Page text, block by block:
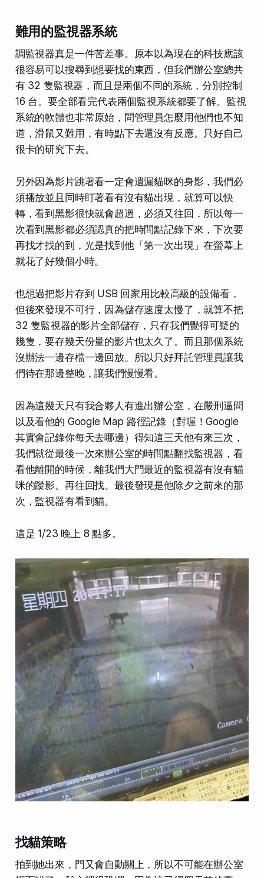
難用的監視器系統
調監視器真是一件苦差事。原本以為現在的科技應該
很容易可以搜尋到想要找的東西，但我們辦公室總共
有 32 隻監視器，而且是兩個不同的系統，分別控制
16 台。要全部看完代表兩個監視系統都要了解。監視
系統的軟體也非常原始，問管理員怎麼用他們也不知
道，滑鼠又難用，有時點下去還沒有反應。只好自己
很卡的研究下去。
另外因為影片跳著看一定會遺漏貓咪的身影，我們必
須播放並且同時盯著看有沒有貓出現，就算可以快
轉，看到黑影很快就會超過，必須又往回，所以每一
次看到黑影都必須認真的把時間點記錄下來，下次要
再找才找的到，光是找到他「第一次出現」在螢幕上
就花了好幾個小時。
也想過把影片存到 USB 回家用比較高級的設備看，
但後來發現不可行，因為儲存速度太慢了，就算不把
32 隻監視器的影片全部儲存，只存我們覺得可疑的
幾隻，要存幾天份量的影片也太久了。而且那個系統
沒辦法一邊存檔一邊回放。所以只好拜託管理員讓我
們待在那邊整晚，讓我們慢慢看。
因為這幾天只有我合夥人有進出辦公室，在嚴刑逼問
以及看他的 Google Map 路徑記錄（對喔！Google
其實會記錄你每天去哪邊）得知這三天他有來三次，
我們就從最後一次來辦公室的時間點翻找監視器，看
看他離開的時候，離我們大門最近的監視器有沒有貓
咪的蹤影。再往回找。最後發現是他除夕之前來的那
次，監視器有看到貓。
這是 1/23 晚上 8 點多。
找貓策略
拍到她出來，門又會自動關上，所以不可能在辦公室